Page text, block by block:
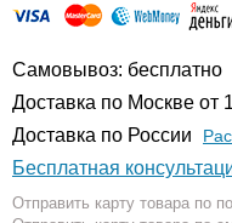
Самовывоз: бесплатно
Доставка по Москве от
Доставка по России
Бесплатная
Отправить карту товара по